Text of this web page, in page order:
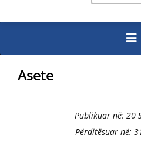
Asete
Publikuar në: 20
Përditësuar në: